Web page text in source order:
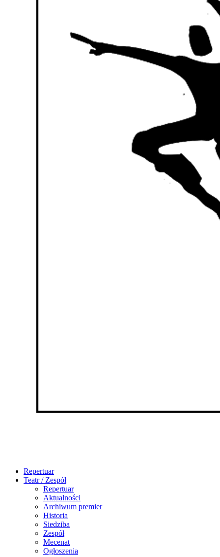
Repertuar
Teatr / Zespół
Repertuar
Aktualności
Archiwum premier
Historia
Siedziba
Zespół
Mecenat
Ogłoszenia